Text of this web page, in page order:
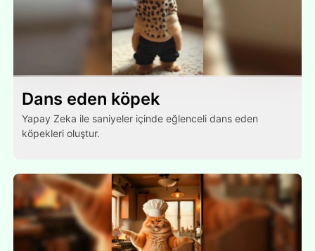
Dans eden köpek
Yapay Zeka ile saniyeler içinde eğlenceli dans eden
köpekleri oluştur.